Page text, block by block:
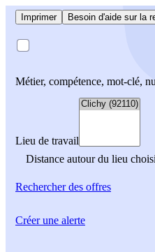
Imprimer Besoin d'aide sur la
Métier, compétence, mot-clé,
Lieu de travail
Distance autour du lieu choisi
Rechercherdes offres
Créer une alerte